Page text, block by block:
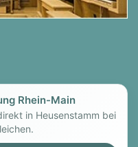
Rhein-Main
in Heusenstamm bei